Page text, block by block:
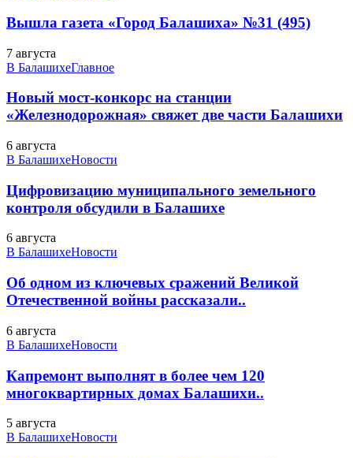
Вышла газета «Город Балашиха» №31 (495)
7 августа
В БалашихеГлавное
Новый мост-конкорс на станции
«Железнодорожная» свяжет две части Балашихи
6 августа
В БалашихеНовости
Цифровизацию муниципального земельного
контроля обсудили в Балашихе
6 августа
В БалашихеНовости
Об одном из ключевых сражений Великой
Отечественной войны рассказали..
6 августа
В БалашихеНовости
Капремонт выполнят в более чем 120
многоквартирных домах Балашихи..
5 августа
В БалашихеНовости